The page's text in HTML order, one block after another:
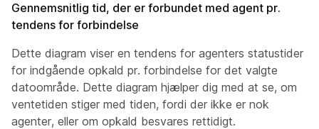
Gennemsnitlig tid, der er forbundet med agent pr.
tendens for forbindelse
Dette diagram viser en tendens for agenters statustider
for indgående opkald pr. forbindelse for det valgte
datoområde. Dette diagram hjælper dig med at se, om
ventetiden stiger med tiden, fordi der ikke er nok
agenter, eller om opkald besvares rettidigt.